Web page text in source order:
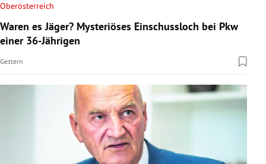
Oberösterreich
Waren es Jäger? Mysteriöses Einschussloch bei Pkw
einer 36-Jährigen
Gestern